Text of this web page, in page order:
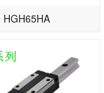
HGH65HA